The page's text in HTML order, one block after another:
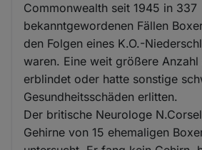
Commonwealth seit 1945 in 337
bekanntgewordenen Fällen
den Folgen eines K.O.-
waren. Eine weit größere
erblindet oder hatte sonstige
Gesundheitsschäden erlitten.
Der britische Neurologe
Gehirne von 15 ehemaligen